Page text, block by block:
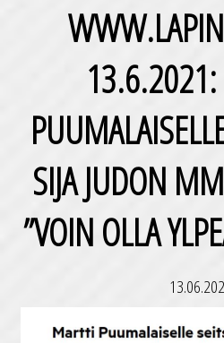
13.6.2021:
SIJA JUDON
”VOIN OLLA